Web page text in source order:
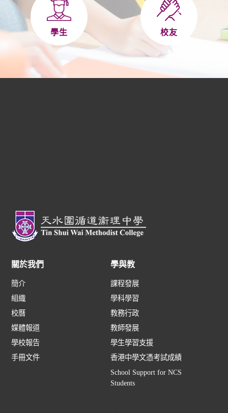
學生 校友
關於我們
簡介
組織
校曆
媒體報道
學校報告
手冊文件
學與教
課程發展
學科學習
教務行政
教師發展
學生學習支援
香港中學文憑考試成績
School Support for NCS
Students